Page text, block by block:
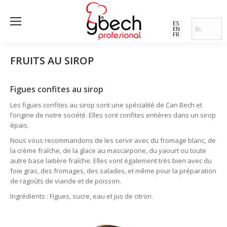
ES
EN
FR
FRUITS AU SIROP
Figues confites au sirop
Les figues confites au sirop sont une spécialité de Can Bech et
l’origine de notre société. Elles sont confites entières dans un sirop
épais.
Nous vous recommandons de les servir avec du fromage blanc, de
la crème fraîche, de la glace au mascarpone, du yaourt ou toute
autre base laitière fraîche. Elles vont également très bien avec du
foie gras, des fromages, des salades, et même pour la préparation
de ragoûts de viande et de poisson.
Ingrédients : Figues, sucre, eau et jus de citron.